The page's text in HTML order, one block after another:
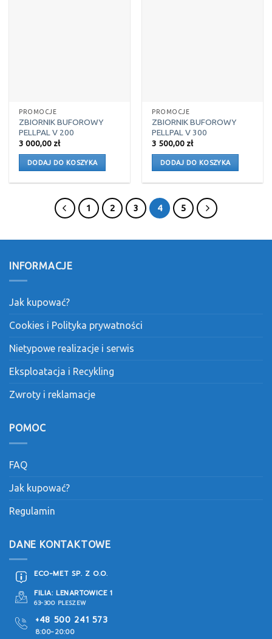
PROMOCJE
ZBIORNIK BUFOROWY
PELLPAL V 200
3 000,00 zł
DODAJ DO KOSZYKA
PROMOCJE
ZBIORNIK BUFOROWY
PELLPAL V 300
3 500,00 zł
DODAJ DO KOSZYKA
1 2 3 4 5
INFORMACJE
Jak kupować?
Cookies i Polityka prywatności
Nietypowe realizacje i serwis
Eksploatacja i Recykling
Zwroty i reklamacje
POMOC
FAQ
Jak kupować?
Regulamin
DANE KONTAKTOWE
ECO-MET SP. Z O.O.
FILIA: LENARTOWICE 1
63-300 PLESZEW
+48 500 241 573
8:00-20:00